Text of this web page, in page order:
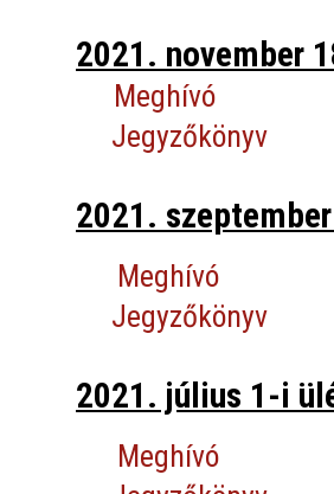
2021. november
Meghívó
Jegyzőkönyv
2021.
Meghívó
Jegyzőkönyv
2021. július 1-i
Meghívó